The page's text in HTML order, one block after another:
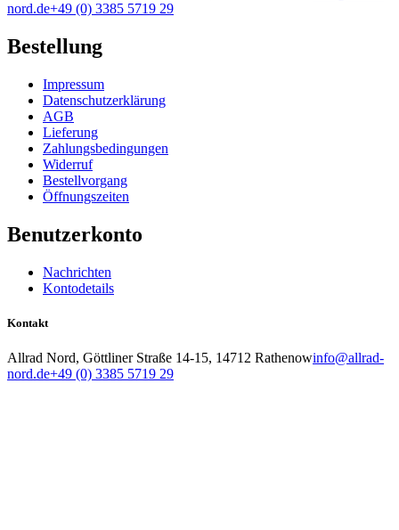
nord.de+49 (0) 3385 5719 29
Bestellung
Impressum
Datenschutzerklärung
AGB
Lieferung
Zahlungsbedingungen
Widerruf
Bestellvorgang
Öffnungszeiten
Benutzerkonto
Nachrichten
Kontodetails
Kontakt
Allrad Nord, Göttliner Straße 14-15, 14712 Rathenowinfo@allrad-
nord.de+49 (0) 3385 5719 29